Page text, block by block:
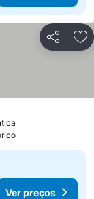
Partilhar
Ver preços